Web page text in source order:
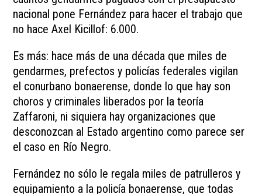
nacional pone Fernández para hacer el trabajo que
no hace Axel Kicillof: 6.000.
Es más: hace más de una década que miles de
gendarmes, prefectos y policías federales vigilan
el conurbano bonaerense, donde lo que hay son
choros y criminales liberados por la teoría
Zaffaroni, ni siquiera hay organizaciones que
desconozcan al Estado argentino como parece ser
el caso en Río Negro.
Fernández no sólo le regala miles de patrulleros y
equipamiento a la policía bonaerense, que todas